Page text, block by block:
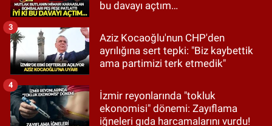
bu davayı açtım…
Aziz Kocaoğlu'nun CHP'den
ayrılığına sert tepki: "Biz kaybettik
ama partimizi terk etmedik"
3
İzmir reyonlarında "tokluk
ekonomisi" dönemi: Zayıflama
iğneleri gıda harcamalarını vurdu!
4